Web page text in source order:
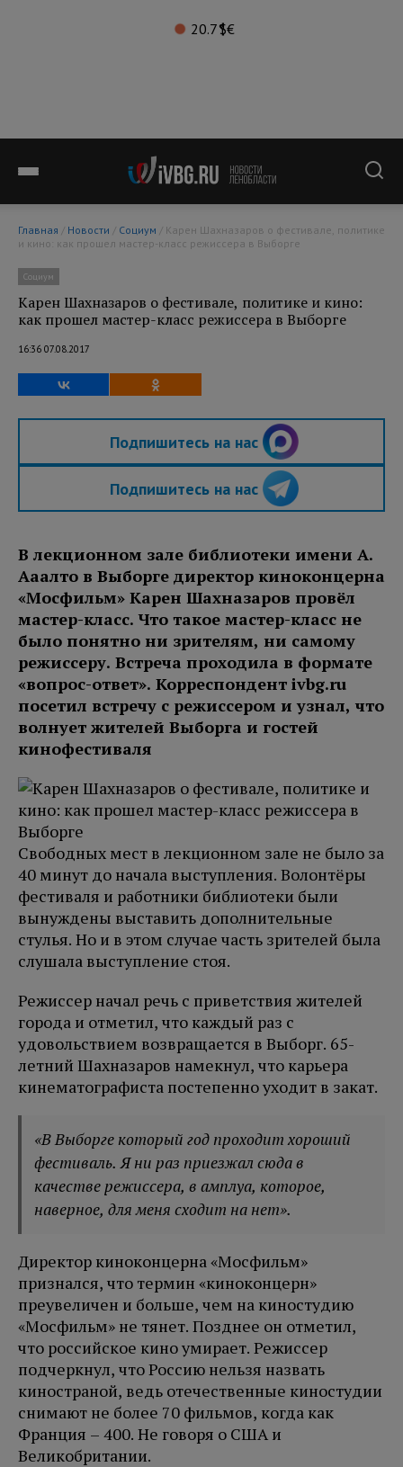
20.7°$€
Главная / Новости / Социум
и кино: как прошел мастер-класс режиссера в Выборге
Социум
Карен Шахназаров о фестивале, политике и кино:
как прошел мастер-класс режиссера в Выборге
16:36 07.08.2017
Подпишитесь на нас
Подпишитесь на нас
В лекционном зале библиотеки имени А.
Ааалто в Выборге директор киноконцерна
«Мосфильм» Карен Шахназаров провёл
мастер-класс. Что такое мастер-класс не
было понятно ни зрителям, ни самому
режиссеру. Встреча проходила в формате
«вопрос-ответ». Корреспондент ivbg.ru
посетил встречу с режиссером и узнал, что
волнует жителей Выборга и гостей
кинофестиваля
Свободных мест в лекционном зале не было за
40 минут до начала выступления. Волонтёры
фестиваля и работники библиотеки были
вынуждены выставить дополнительные
стулья. Но и в этом случае часть зрителей была
слушала выступление стоя.
Режиссер начал речь с приветствия жителей
города и отметил, что каждый раз с
удовольствием возвращается в Выборг. 65-
летний Шахназаров намекнул, что карьера
кинематографиста постепенно уходит в закат.
«В Выборге который год проходит хороший
фестиваль. Я ни раз приезжал сюда в
качестве режиссера, в амплуа, которое,
наверное, для меня сходит на нет».
Директор киноконцерна «Мосфильм»
признался, что термин «киноконцерн»
преувеличен и больше, чем на киностудию
«Мосфильм» не тянет. Позднее он отметил,
что российское кино умирает. Режиссер
подчеркнул, что Россию нельзя назвать
киностраной, ведь отечественные киностудии
снимают не более 70 фильмов, когда как
Франция – 400. Не говоря о США и
Великобритании.